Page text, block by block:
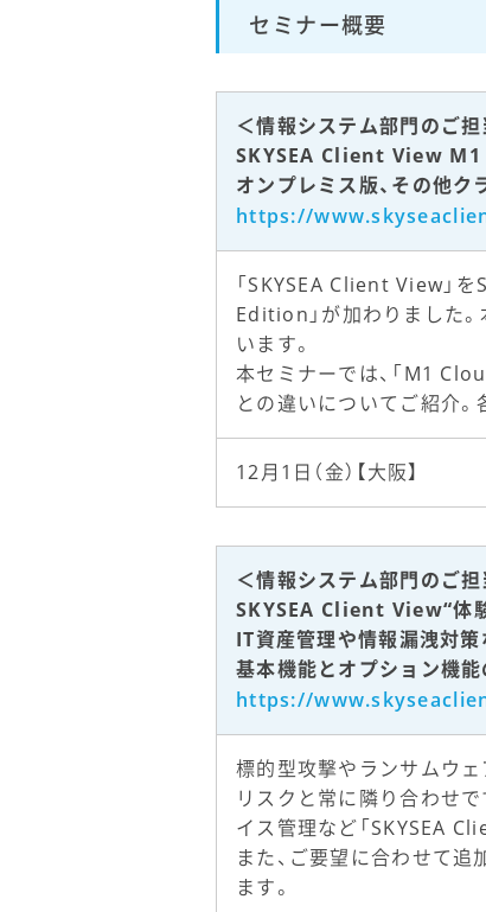
セミナー概要
＜情報システム部門のご
SKYSEA Client View
オンプレミス版、その他
https://
「SKYSEA Client View」
Edition」が加わりました
います。
本セミナーでは、「M1
との違いについてご紹介
12月1日（金）【大阪】
＜情報システム部門のご
SKYSEA Client View“体
IT資産管理や情報漏洩対策
基本機能とオプション機
https://
標的型攻撃やランサムウ
リスクと常に隣り合わせ
イス管理など「SKYSEA
また、ご要望に合わせて
ます。